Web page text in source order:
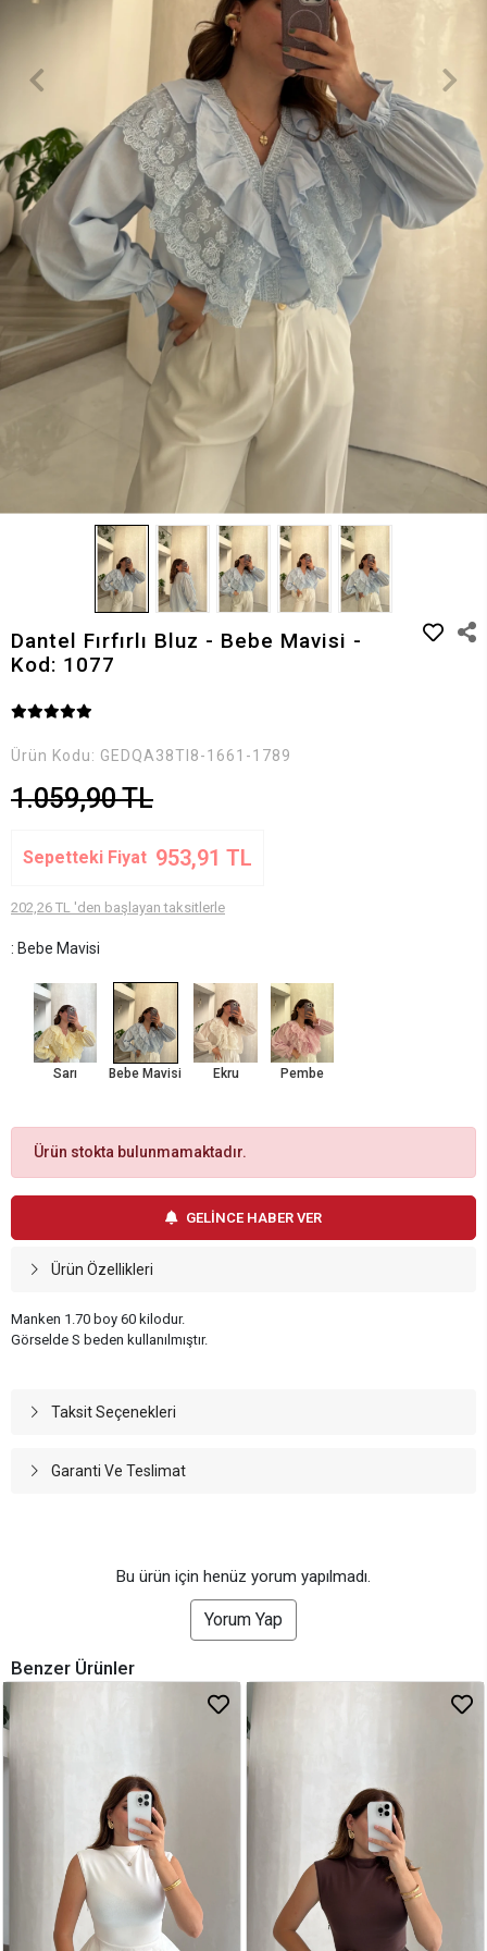
Dantel Fırfırlı Bluz - Bebe Mavisi -
Kod: 1077
Ürün Kodu: GEDQA38TI8-1661-1789
1.059,90 TL
Sepetteki Fiyat 953,91 TL
202,26 TL 'den başlayan taksitlerle
: Bebe Mavisi
Sarı Bebe Mavisi Ekru Pembe
Ürün stokta bulunmamaktadır.
GELİNCE HABER VER
Ürün Özellikleri
Manken 1.70 boy 60 kilodur.
Görselde S beden kullanılmıştır.
Taksit Seçenekleri
Garanti Ve Teslimat
Bu ürün için henüz yorum yapılmadı.
Yorum Yap
Benzer Ürünler